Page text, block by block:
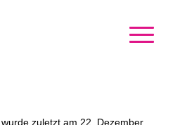
zuletzt am 22. Dezember